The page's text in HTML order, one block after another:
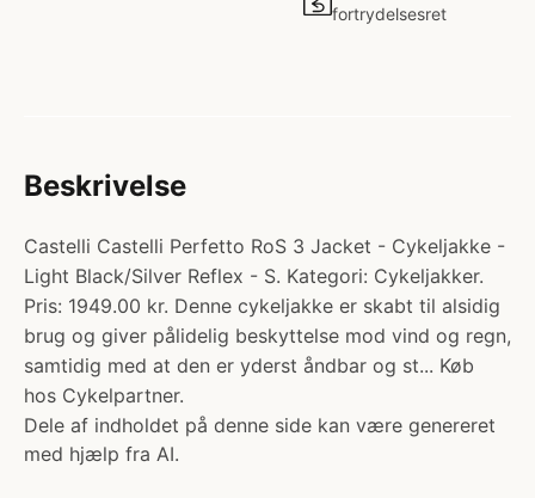
fortrydelsesret
Beskrivelse
Castelli Castelli Perfetto RoS 3 Jacket - Cykeljakke -
Light Black/Silver Reflex - S. Kategori: Cykeljakker.
Pris: 1949.00 kr. Denne cykeljakke er skabt til alsidig
brug og giver pålidelig beskyttelse mod vind og regn,
samtidig med at den er yderst åndbar og st... Køb
hos Cykelpartner.
Dele af indholdet på denne side kan være genereret
med hjælp fra AI.